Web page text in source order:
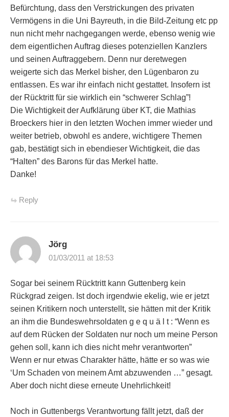
Befürchtung, dass den Verstrickungen des privaten
Vermögens in die Uni Bayreuth, in die Bild-Zeitung etc pp
nun nicht mehr nachgegangen werde, ebenso wenig wie
dem eigentlichen Auftrag dieses potenziellen Kanzlers
und seinen Auftraggebern. Denn nur deretwegen
weigerte sich das Merkel bisher, den Lügenbaron zu
entlassen. Es war ihr einfach nicht gestattet. Insofern ist
der Rücktritt für sie wirklich ein “schwerer Schlag”!
Die Wichtigkeit der Aufklärung über KT, die Mathias
Broeckers hier in den letzten Wochen immer wieder und
weiter betrieb, obwohl es andere, wichtigere Themen
gab, bestätigt sich in ebendieser Wichtigkeit, die das
“Halten” des Barons für das Merkel hatte.
Danke!
Reply
Jörg
01/03/2011 at 18:53
Sogar bei seinem Rücktritt kann Guttenberg kein
Rückgrad zeigen. Ist doch irgendwie ekelig, wie er jetzt
seinen Kritikern noch unterstellt, sie hätten mit der Kritik
an ihm die Bundeswehrsoldaten g e q u ä l t : “Wenn es
auf dem Rücken der Soldaten nur noch um meine Person
gehen soll, kann ich dies nicht mehr verantworten”
Wenn er nur etwas Charakter hätte, hätte er so was wie
‘Um Schaden von meinem Amt abzuwenden …” gesagt.
Aber doch nicht diese erneute Unehrlichkeit!
Noch in Guttenbergs Verantwortung fällt jetzt, daß der